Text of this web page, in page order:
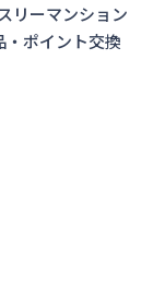
リーマンション
ポイント交換